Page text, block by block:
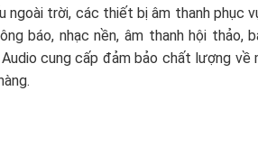
ngoài trời, các thiết bị âm thanh phục
báo, nhạc nền, âm thanh hội thảo,
cung cấp đảm bảo chất lượng về